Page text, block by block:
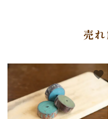
売
favorite